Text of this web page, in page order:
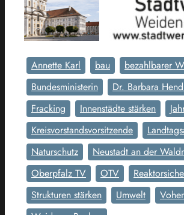
Annette Karl bau
bezahlbarer
Bundesministerin
Dr. Barbara
Fracking
Innenstädte stärken
Kreisvorstandsvorsitzende
Naturschutz
Neustadt an der
Oberpfalz TV
OTV
Strukturen stärken
Umwelt